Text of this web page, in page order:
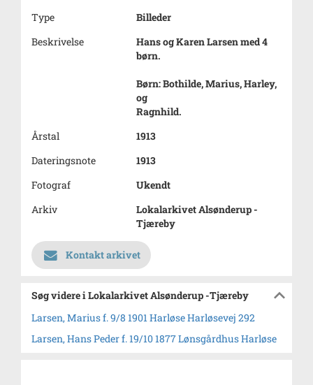
Type
Billeder
Beskrivelse
Hans og Karen Larsen med 4
børn.
Børn: Bothilde, Marius, Harley,
og
Ragnhild.
Årstal
1913
Dateringsnote
1913
Fotograf
Ukendt
Arkiv
Lokalarkivet Alsønderup -
Tjæreby
Kontakt arkivet
Søg videre i Lokalarkivet Alsønderup -Tjæreby
Larsen, Marius f. 9/8 1901 Harløse Harløsevej 292
Larsen, Hans Peder f. 19/10 1877 Lønsgårdhus Harløse